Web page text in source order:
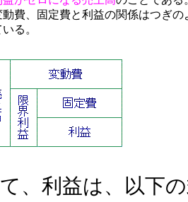
費、固定費と利益の関係はつぎの
る。
、利益は、以下